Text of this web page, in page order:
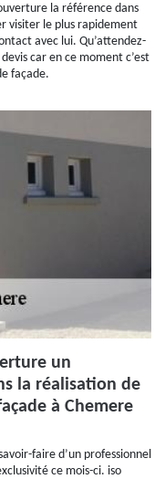
la référence dans
visiter le plus rapidement
avec lui. Qu’attendez-
car en ce moment c’est
façade.
un
la réalisation de
à Chemere
faire d’un professionnel
ce mois-ci. iso